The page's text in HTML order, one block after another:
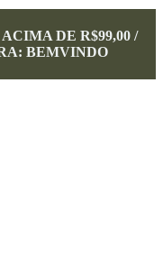
DE R$99,00 /
BEMVINDO